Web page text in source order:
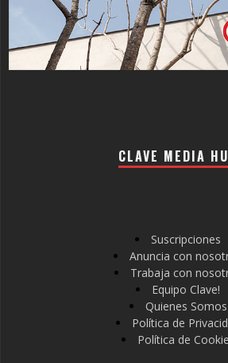
CLAVE MEDIA
Suscripciones
Anuncia con
Trabaja con
Equipo Clave!
Quienes Somos
Política de
Política de